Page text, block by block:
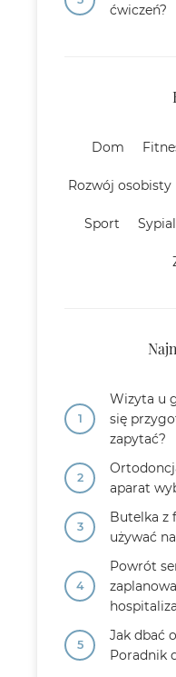
ćwiczeń?
Dom
Rozwój osobisty
Sport
Wizyta u
się
zapytać?
aparat
Butelka z
używać
Powrót
Jak dbać
Poradnik